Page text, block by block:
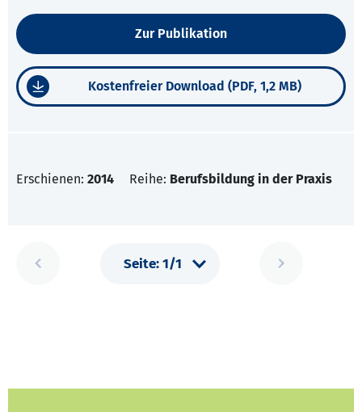
Zur Publikation
Kostenfreier Download (PDF, 1,2 MB)
Erschienen: 2014 Reihe: Berufsbildung in der Praxis